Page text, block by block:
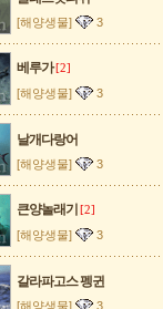
[해양생물] 3
베루가 [2]
[해양생물] 3
날개다랑어
[해양생물] 3
큰양놀래기 [2]
[해양생물] 3
갈라파고스 펭귄
[해양생물] 3